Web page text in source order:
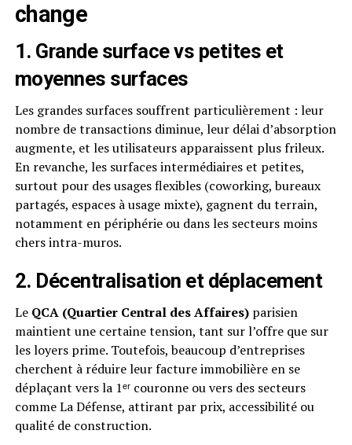
change
1. Grande surface vs petites et
moyennes surfaces
Les grandes surfaces souffrent particulièrement : leur
nombre de transactions diminue, leur délai d’absorption
augmente, et les utilisateurs apparaissent plus frileux.
En revanche, les surfaces intermédiaires et petites,
surtout pour des usages flexibles (coworking, bureaux
partagés, espaces à usage mixte), gagnent du terrain,
notamment en périphérie ou dans les secteurs moins
chers intra-muros.
2. Décentralisation et déplacement
Le QCA (Quartier Central des Affaires)parisien
maintient une certaine tension, tant sur l’offre que sur
les loyers prime. Toutefois, beaucoup d’entreprises
cherchent à réduire leur facture immobilière en se
déplaçant vers la 1ᵉʳ couronne ou vers des secteurs
comme La Défense, attirant par prix, accessibilité ou
qualité de construction.